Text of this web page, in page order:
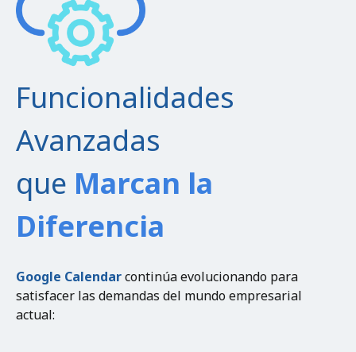
Funcionalidades
Avanzadas
que Marcan la
Diferencia
Google Calendarcontinúa evolucionando para
satisfacer las demandas del mundo empresarial
actual: